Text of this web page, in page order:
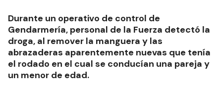
Durante un operativo de control de
Gendarmería, personal de la Fuerza detectó la
droga, al remover la manguera y las
abrazaderas aparentemente nuevas que tenía
el rodado en el cual se conducían una pareja y
un menor de edad.